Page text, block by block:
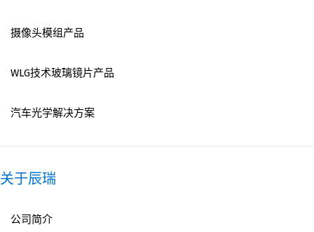
摄像头模组产品
WLG技术玻璃镜片产品
汽车光学解决方案
关于辰瑞
公司简介